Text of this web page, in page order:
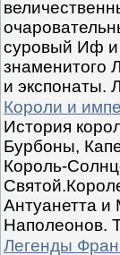
суровый Иф и
знаменитого
и экспонаты.
Короли и
История
Бурбоны,
Король-
Антуанетта
Наполеонов.
Легенды